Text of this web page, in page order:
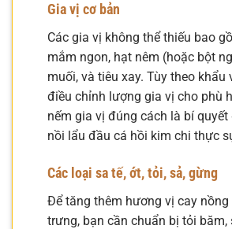
Gia vị cơ bản
Các gia vị không thể thiếu bao
mắm ngon, hạt nêm (hoặc bột
muối, và tiêu xay. Tùy theo khẩu
điều chỉnh lượng gia vị cho phù
nếm gia vị đúng cách là bí
nồi lẩu đầu cá hồi kim chi thực
Các loại sa tế, ớt, tỏi, sả, gừng
Để tăng thêm hương vị cay
trưng, bạn cần chuẩn bị tỏi băm,